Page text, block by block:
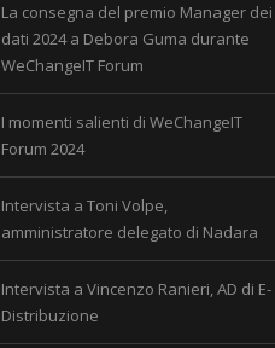
La consegna del premio Manager dei
dati 2024 a Debora Guma durante
WeChangeIT Forum
I momenti salienti di WeChangeIT
Forum 2024
Intervista a Toni Volpe,
amministratore delegato di Nadara
Intervista a Vincenzo Ranieri, AD di E-
Distribuzione